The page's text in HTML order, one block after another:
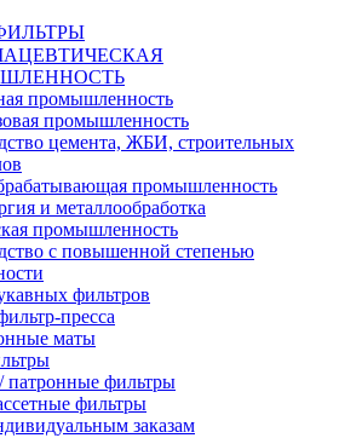
промышленность
промышленность
цемента, ЖБИ, строительных
промышленность
и металлообработка
промышленность
с повышенной степенью
фильтров
пресса
маты
фильтры
фильтры
заказам